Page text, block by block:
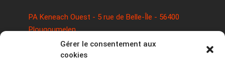
Gérer le consentement aux
cookies
PA Keneach Ouest - 5 rue de Belle-Île - 56400
Plougoumelen
contact@logiciels-etiquettes.com
09 71 37 25 93